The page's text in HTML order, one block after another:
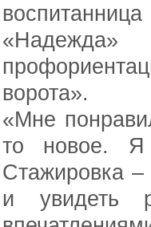
ворота».
«Мне
то новое. Я
Стажировка
и увидеть